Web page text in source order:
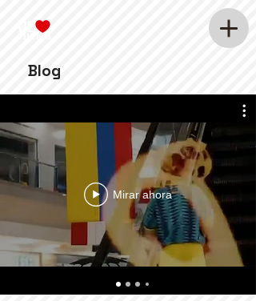
Blog
Mirar ahora